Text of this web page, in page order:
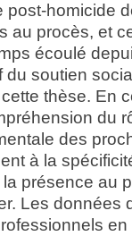
post-homicide
au procès, et
écoulé
du soutien
thèse. En
du
des
à la
présence au
Les données